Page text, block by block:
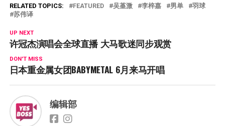
RELATED TOPICS: FEATURED 吴堇溦 李梓嘉 男单
羽球
苏伟译
UP NEXT
许冠杰演唱会全球直播 大马歌迷同步观赏
DON'T MISS
日本重金属女团BABYMETAL 6月来马开唱
编辑部